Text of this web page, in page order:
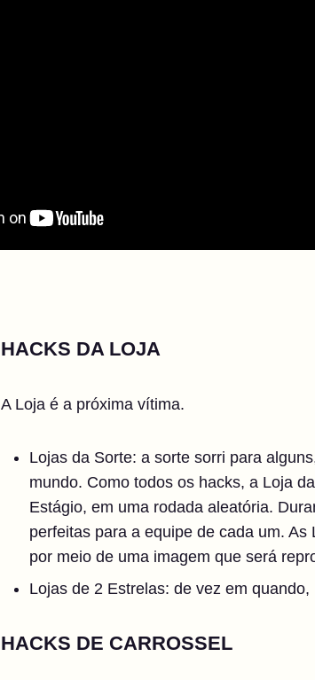
HACKS DA LOJA
A Loja é a próxima vítima.
Lojas da Sorte: a sorte sorri para
mundo. Como todos os hacks, a Loja
Estágio, em uma rodada aleatória.
perfeitas para a equipe de cada um.
por meio de uma imagem que será
Lojas de 2 Estrelas: de vez em
HACKS DE CARROSSEL